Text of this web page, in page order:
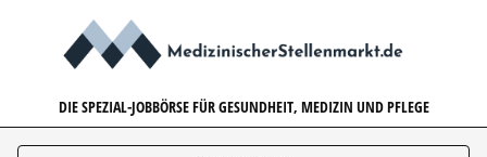
DIE SPEZIAL-JOBBÖRSE FÜR GESUNDHEIT, MEDIZIN UND PFLEGE